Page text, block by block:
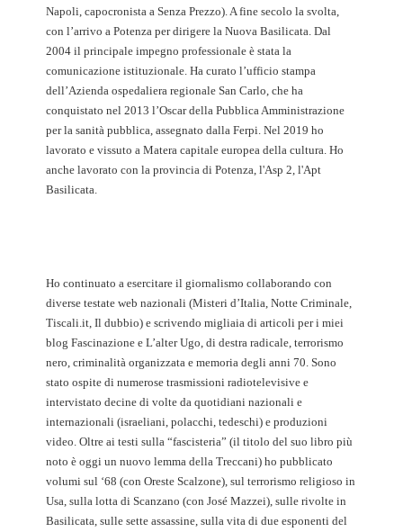
Napoli, capocronista a Senza Prezzo). A fine secolo la svolta,
con l’arrivo a Potenza per dirigere la Nuova Basilicata. Dal
2004 il principale impegno professionale è stata la
comunicazione istituzionale. Ha curato l’ufficio stampa
dell’Azienda ospedaliera regionale San Carlo, che ha
conquistato nel 2013 l’Oscar della Pubblica Amministrazione
per la sanità pubblica, assegnato dalla Ferpi. Nel 2019 ho
lavorato e vissuto a Matera capitale europea della cultura. Ho
anche lavorato con la provincia di Potenza, l'Asp 2, l'Apt
Basilicata.
Ho continuato a esercitare il giornalismo collaborando con
diverse testate web nazionali (Misteri d’Italia, Notte Criminale,
Tiscali.it, Il dubbio) e scrivendo migliaia di articoli per i miei
blog Fascinazione e L’alter Ugo, di destra radicale, terrorismo
nero, criminalità organizzata e memoria degli anni 70. Sono
stato ospite di numerose trasmissioni radiotelevisive e
intervistato decine di volte da quotidiani nazionali e
internazionali (israeliani, polacchi, tedeschi) e produzioni
video. Oltre ai testi sulla “fascisteria” (il titolo del suo libro più
noto è oggi un nuovo lemma della Treccani) ho pubblicato
volumi sul ‘68 (con Oreste Scalzone), sul terrorismo religioso in
Usa, sulla lotta di Scanzano (con José Mazzei), sulle rivolte in
Basilicata, sulle sette assassine, sulla vita di due esponenti del